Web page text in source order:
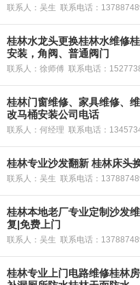
联系人：吴生 联系电话：
桂林水龙头更换桂林水维修
安装，角阀、普通阀门
联系人：徐师傅 联系电话：
桂林门窗维修、家具维修、
改马桶安装公司电话
联系人：何经理 联系电话：
桂林专业沙发翻新 桂林床头
联系人：吴生 联系电话：
桂林本地老厂专业定制沙发
复|免费上门
联系人：吴生 联系电话：
桂林专业上门电路维修桂林